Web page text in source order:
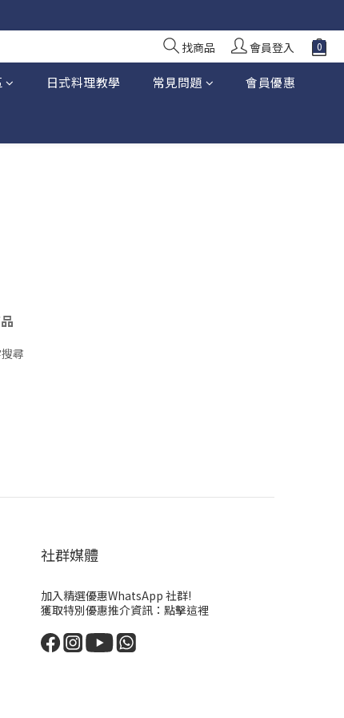
落單
落單 找商品 會員登入
日式料理教學 常見問題 會員優惠
尋
社群媒體
加入精選優惠WhatsApp 社群!
獲取特別優惠推介資訊： 點擊這裡